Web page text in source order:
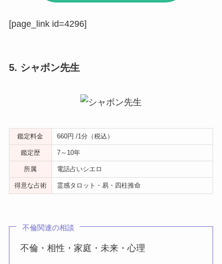
[page_link id=4296]
5. シャボン先生
鑑定料金 660円 /1分（税込）
鑑定歴 7～10年
所属 電話占いシエロ
得意な占術 霊感タロット・易・四柱推命
不倫関連の相談
不倫・相性・家庭・未来・心理